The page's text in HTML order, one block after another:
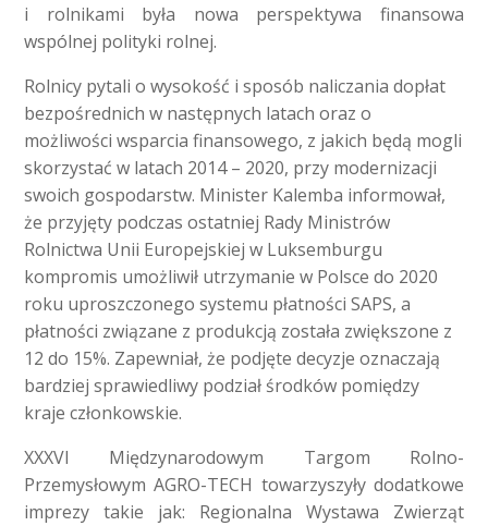
i rolnikami była nowa perspektywa finansowa
wspólnej polityki rolnej.
Rolnicy pytali o wysokość i sposób naliczania dopłat
bezpośrednich w następnych latach oraz o
możliwości wsparcia finansowego, z jakich będą mogli
skorzystać w latach 2014 – 2020, przy modernizacji
swoich gospodarstw. Minister Kalemba informował,
że przyjęty podczas ostatniej Rady Ministrów
Rolnictwa Unii Europejskiej w Luksemburgu
kompromis umożliwił utrzymanie w Polsce do 2020
roku uproszczonego systemu płatności SAPS, a
płatności związane z produkcją została zwiększone z
12 do 15%. Zapewniał, że podjęte decyzje oznaczają
bardziej sprawiedliwy podział środków pomiędzy
kraje członkowskie.
XXXVI Międzynarodowym Targom Rolno-
Przemysłowym AGRO-TECH towarzyszyły dodatkowe
imprezy takie jak: Regionalna Wystawa Zwierząt